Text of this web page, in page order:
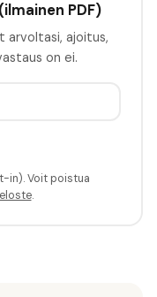
PDF)
arvoltasi, ajoitus,
on ei.
in). Voit poistua
.